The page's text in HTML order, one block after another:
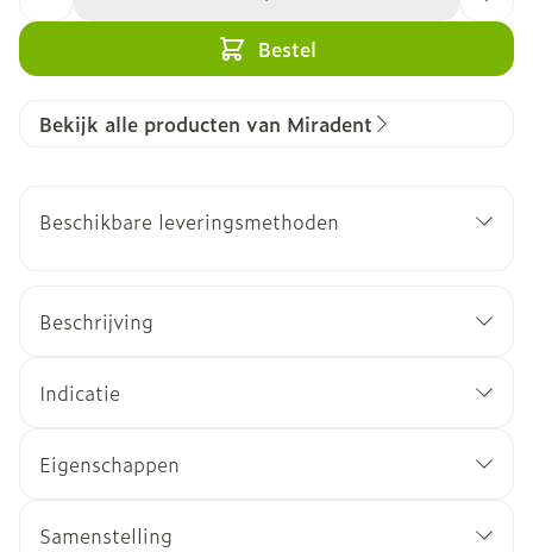
Bestel
Bekijk alle producten van Miradent
Beschikbare leveringsmethoden
Beschrijving
Indicatie
Eigenschappen
Samenstelling